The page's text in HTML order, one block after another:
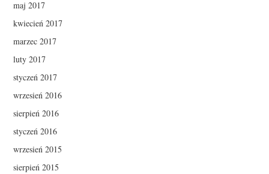
maj 2017
kwiecień 2017
marzec 2017
luty 2017
styczeń 2017
wrzesień 2016
sierpień 2016
styczeń 2016
wrzesień 2015
sierpień 2015